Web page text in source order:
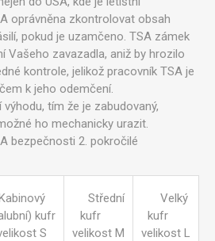
oprávněna zkontrolovat obsah
pokud je uzamčeno. TSA zámek
Vašeho zavazadla, aniž by hrozilo
kontrole, jelikož pracovník TSA je
k jeho odemčení.
tím že je zabudovaný,
ho mechanicky urazit.
bezpečnosti 2. pokročilé
kufr
S
Střední
kufr
velikost M
Velký
kufr
velikost L